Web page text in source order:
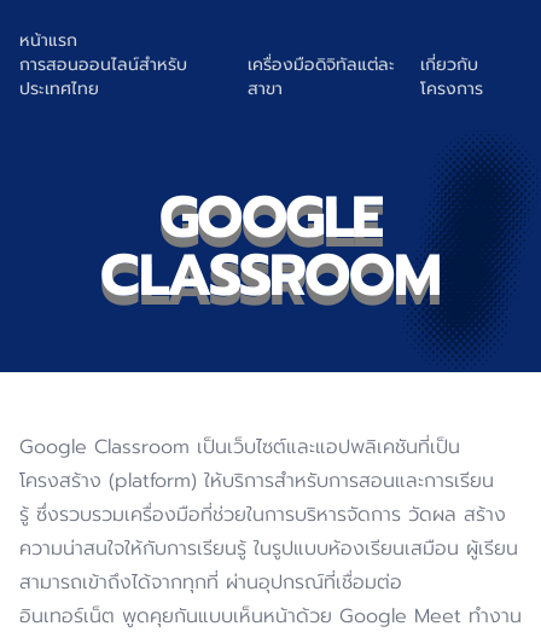
หน้าแรก
การสอนออนไลน์สำหรับ
ประเทศไทย
เครื่องมือดิจิทัลแต่ละ
สาขา
เกี่ยวกับ
โครงการ
GOOGLE
CLASSROOM
Google Classroom เป็นเว็บไซต์และแอปพลิเคชันที่เป็น
โครงสร้าง (platform) ให้บริการสำหรับการสอนและการเรียน
รู้ ซึ่งรวบรวมเครื่องมือที่ช่วยในการบริหารจัดการ วัดผล สร้าง
ความน่าสนใจให้กับการเรียนรู้ ในรูปแบบห้องเรียนเสมือน ผู้เรียน
สามารถเข้าถึงได้จากทุกที่ ผ่านอุปกรณ์ที่เชื่อมต่อ
อินเทอร์เน็ต พูดคุยกันแบบเห็นหน้าด้วย Google Meet ทำงาน